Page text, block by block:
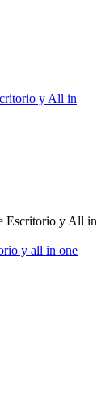
y All in
Escritorio y All in
y all in one